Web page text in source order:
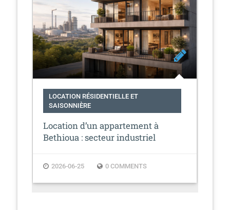
LOCATION RÉSIDENTIELLE ET
SAISONNIÈRE
Location d’un appartement à
Bethioua : secteur industriel
2026-06-25 0 COMMENTS